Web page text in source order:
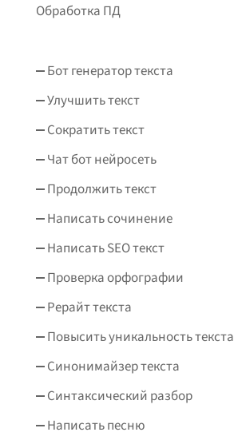
Обработка ПД
Бот генератор текста
Улучшить текст
Сократить текст
Чат бот нейросеть
Продолжить текст
Написать сочинение
Написать SEO текст
Проверка орфографии
Рерайт текста
Повысить уникальность текста
Синонимайзер текста
Синтаксический разбор
Написать песню